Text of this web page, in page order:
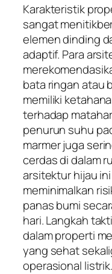
Karakteristik
sangat
elemen dinding
adaptif. Para
bata ringan atau
memiliki
terhadap
penurun suhu
marmer juga
cerdas di dalam
arsitektur hijau
meminimalkan
panas bumi
hari. Langkah
dalam properti
yang sehat
operasional listrik.